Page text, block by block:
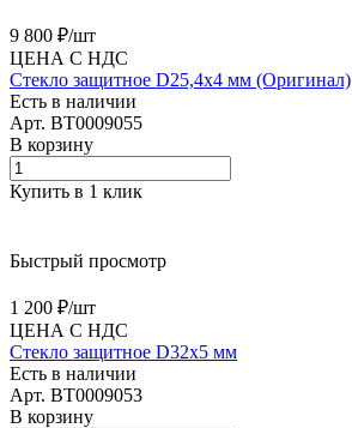
9 800 ₽/шт
ЦЕНА С НДС
Стекло защитное D25,4х4 мм (Оригинал)
Есть в наличии
Арт. BT0009055
В корзину
Купить в 1 клик
Быстрый просмотр
1 200 ₽/шт
ЦЕНА С НДС
Стекло защитное D32х5 мм
Есть в наличии
Арт. BT0009053
В корзину